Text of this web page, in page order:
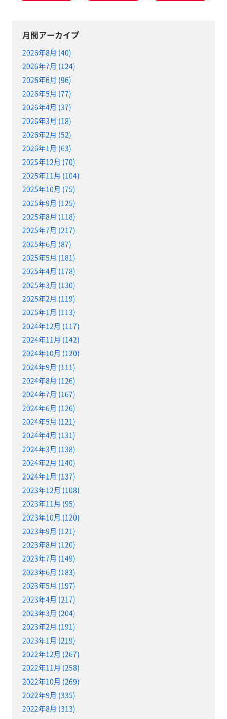
月間アーカイブ
2026年8月 (40)
2026年7月 (124)
2026年6月 (96)
2026年5月 (77)
2026年4月 (37)
2026年3月 (18)
2026年2月 (52)
2026年1月 (63)
2025年12月 (70)
2025年11月 (104)
2025年10月 (75)
2025年9月 (125)
2025年8月 (118)
2025年7月 (217)
2025年6月 (87)
2025年5月 (181)
2025年4月 (178)
2025年3月 (130)
2025年2月 (119)
2025年1月 (113)
2024年12月 (117)
2024年11月 (142)
2024年10月 (120)
2024年9月 (111)
2024年8月 (126)
2024年7月 (167)
2024年6月 (126)
2024年5月 (121)
2024年4月 (131)
2024年3月 (138)
2024年2月 (140)
2024年1月 (137)
2023年12月 (108)
2023年11月 (95)
2023年10月 (120)
2023年9月 (121)
2023年8月 (120)
2023年7月 (149)
2023年6月 (183)
2023年5月 (197)
2023年4月 (217)
2023年3月 (204)
2023年2月 (191)
2023年1月 (219)
2022年12月 (267)
2022年11月 (258)
2022年10月 (269)
2022年9月 (335)
2022年8月 (313)